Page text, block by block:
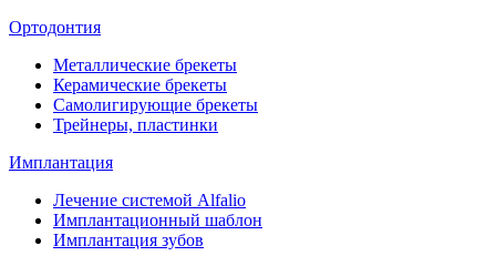
Ортодонтия
Металлические брекеты
Керамические брекеты
Самолигирующие брекеты
Трейнеры, пластинки
Имплантация
Лечение системой Alfalio
Имплантационный шаблон
Имплантация зубов